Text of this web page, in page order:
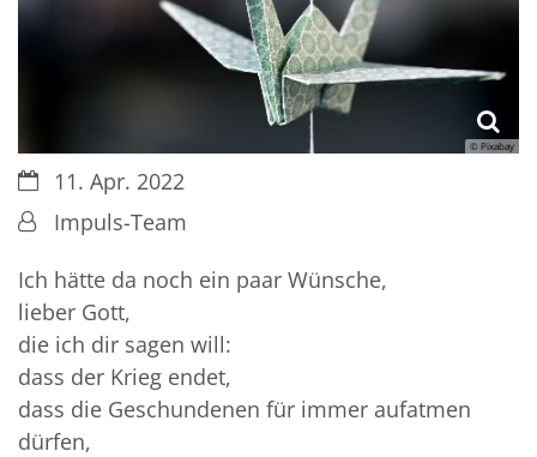
© Pixabay
Datum:11. Apr. 2022
Von:Impuls-Team
Ich hätte da noch ein paar Wünsche,
lieber Gott,
die ich dir sagen will:
dass der Krieg endet,
dass die Geschundenen für immer aufatmen
dürfen,